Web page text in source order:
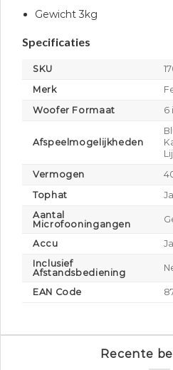
Gewicht 3kg
Specificaties
SKU
Merk
Woofer Formaat
6
Afspeelmogelijkheden
Vermogen
Tophat
Ja
Aantal
Microfooningangen
Accu
Ja
Inclusief
Afstandsbediening
EAN Code
Recente